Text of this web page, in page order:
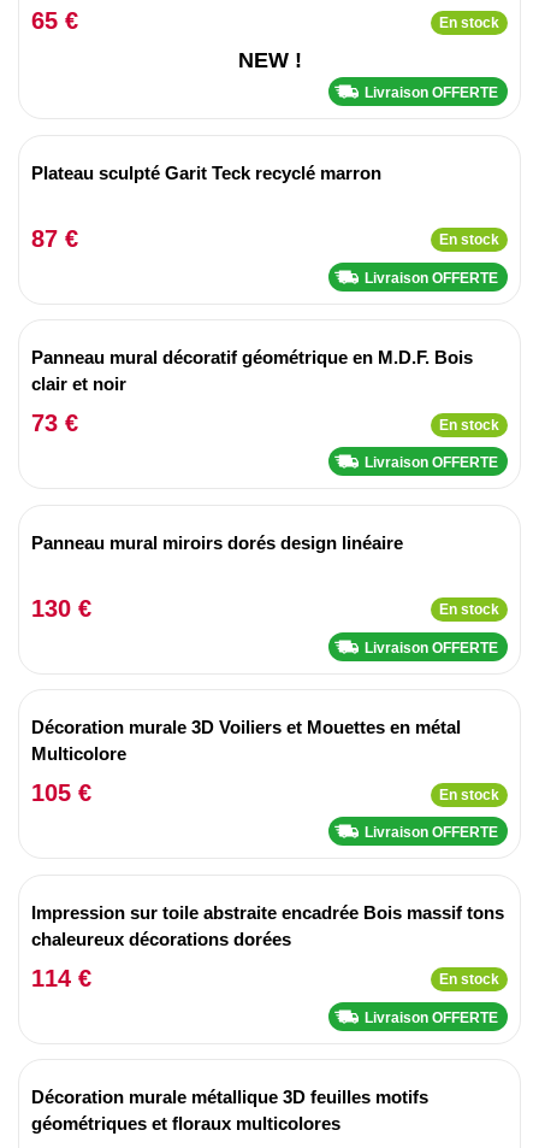
65 € En stock
NEW !
Livraison OFFERTE
Plateau sculpté Garit Teck recyclé marron
87 € En stock
Livraison OFFERTE
Panneau mural décoratif géométrique en M.D.F. Bois
clair et noir
73 € En stock
Livraison OFFERTE
Panneau mural miroirs dorés design linéaire
130 € En stock
Livraison OFFERTE
Décoration murale 3D Voiliers et Mouettes en métal
Multicolore
105 € En stock
Livraison OFFERTE
Impression sur toile abstraite encadrée Bois massif tons
chaleureux décorations dorées
114 € En stock
Livraison OFFERTE
Décoration murale métallique 3D feuilles motifs
géométriques et floraux multicolores